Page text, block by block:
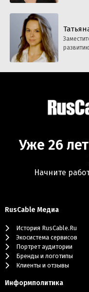
Уже 26
Начните
RusCable Медиа
История RusCable.Ru
Экосистема сервисов
Портрет аудитории
Бренды и логотипы
Клиенты и отзывы
Информполитика